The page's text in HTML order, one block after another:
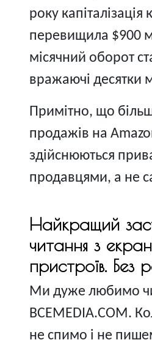
року капіталізація
перевищила $900
місячний оборот
вражаючі десятки
Примітно, що
продажів на
здійснюються
продавцями, а не
Найкращий
читання з
пристроїв. Без
Ми дуже любимо
ВСЕМЕDІА.COM.
не спимо і не